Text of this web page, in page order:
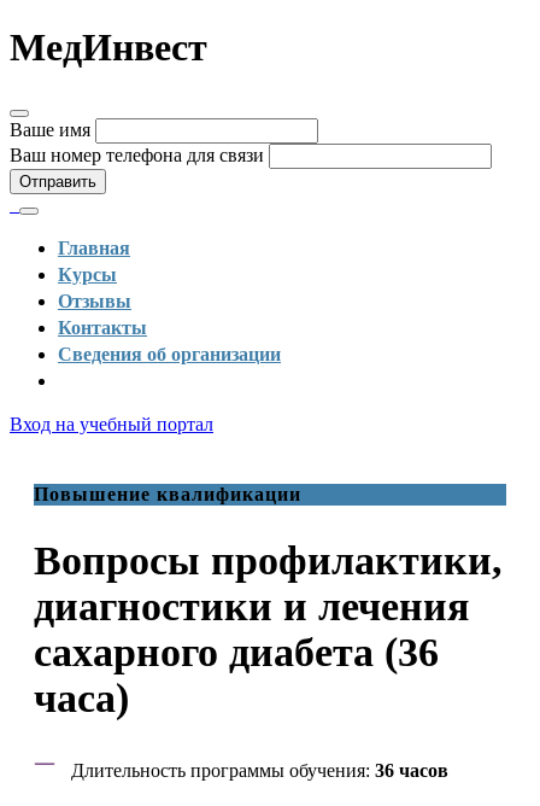
МедИнвест
Ваше имя
Ваш номер телефона для связи
Отправить
Главная
Курсы
Отзывы
Контакты
Сведения об организации
Вход на учебный портал
Повышение квалификации
Вопросы профилактики,
диагностики и лечения
сахарного диабета (36
часа)
Длительность программы обучения: 36 часов